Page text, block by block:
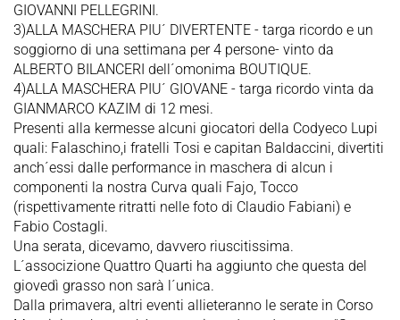
GIOVANNI PELLEGRINI.
3)ALLA MASCHERA PIU´ DIVERTENTE - targa ricordo e un
soggiorno di una settimana per 4 persone- vinto da
ALBERTO BILANCERI dell´omonima BOUTIQUE.
4)ALLA MASCHERA PIU´ GIOVANE - targa ricordo vinta da
GIANMARCO KAZIM di 12 mesi.
Presenti alla kermesse alcuni giocatori della Codyeco Lupi
quali: Falaschino,i fratelli Tosi e capitan Baldaccini, divertiti
anch´essi dalle performance in maschera di alcun i
componenti la nostra Curva quali Fajo, Tocco
(rispettivamente ritratti nelle foto di Claudio Fabiani) e
Fabio Costagli.
Una serata, dicevamo, davvero riuscitissima.
L´associzione Quattro Quarti ha aggiunto che questa del
giovedì grasso non sarà l´unica.
Dalla primavera, altri eventi allieteranno le serate in Corso